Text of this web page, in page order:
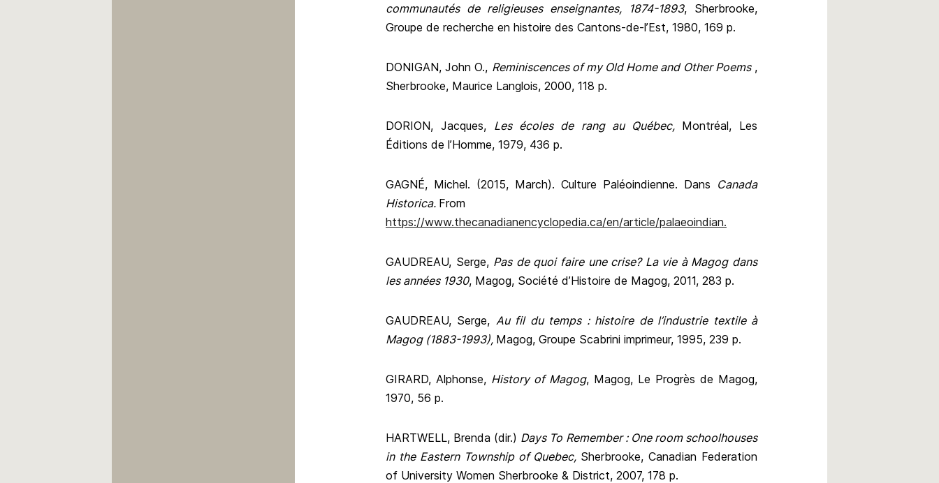
communautés de religieuses enseignantes, 1874-1893, Sherbrooke,
Groupe de recherche en histoire des Cantons-de-l’Est, 1980, 169 p.
DONIGAN, John O., Reminiscences of my Old Home and Other Poems,
Sherbrooke, Maurice Langlois, 2000, 118 p.
DORION, Jacques, Les écoles de rang au Québec, Montréal, Les
Éditions de l’Homme, 1979, 436 p.
GAGNÉ, Michel. (2015, March). Culture Paléoindienne. Dans Canada
Historica. From
https://www.thecanadianencyclopedia.ca/en/article/palaeoindian.
GAUDREAU, Serge, Pas de quoi faire une crise? La vie à Magog dans
les années 1930, Magog, Société d’Histoire de Magog, 2011, 283 p.
GAUDREAU, Serge, Au fil du temps : histoire de l’industrie textile à
Magog (1883-1993), Magog, Groupe Scabrini imprimeur, 1995, 239 p.
GIRARD, Alphonse, History of Magog, Magog, Le Progrès de Magog,
1970, 56 p.
HARTWELL, Brenda (dir.) Days To Remember : One room schoolhouses
in the Eastern Township of Quebec, Sherbrooke, Canadian Federation
of University Women Sherbrooke & District, 2007, 178 p.